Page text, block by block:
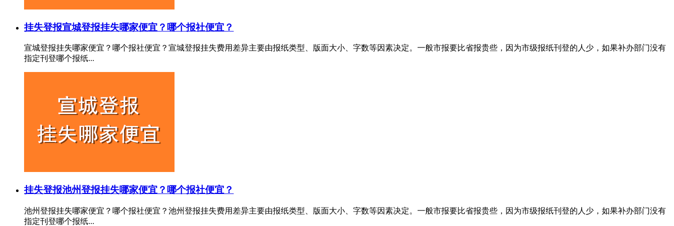
挂失登报宣城登报挂失哪家便宜？哪个报社便宜？
宣城登报挂失哪家便宜？哪个报社便宜？宣城登报挂失费用差异主要由报纸类型、版面大小、字数等因素决定。一般市报要比省报贵些，因为市级报纸刊登的人少，如果补办部门没有
指定刊登哪个报纸...
挂失登报池州登报挂失哪家便宜？哪个报社便宜？
池州登报挂失哪家便宜？哪个报社便宜？池州登报挂失费用差异主要由报纸类型、版面大小、字数等因素决定。一般市报要比省报贵些，因为市级报纸刊登的人少，如果补办部门没有
指定刊登哪个报纸...